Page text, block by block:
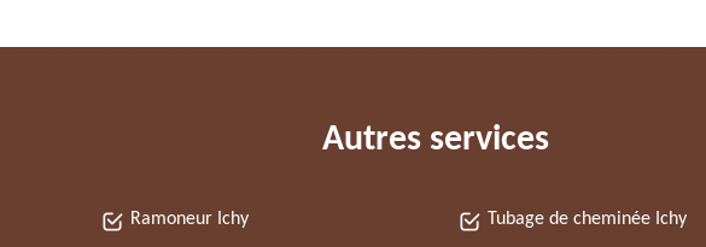
Autres services
Ramoneur Ichy Tubage de cheminée Ichy